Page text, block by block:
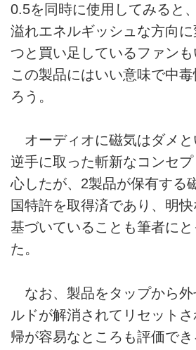
0.5を同時に使用してみると
溢れエネルギッシュな方向
つと買い足しているファンも
この製品にはいい意味で中
ろう。
オーディオに磁気はダメと
逆手に取った斬新なコンセ
心したが、2製品が保有する
国特許を取得済であり、明
基づいていることも筆者に
た。
なお、製品をタップから外
ルドが解消されてリセット
帰が容易なところも評価でき